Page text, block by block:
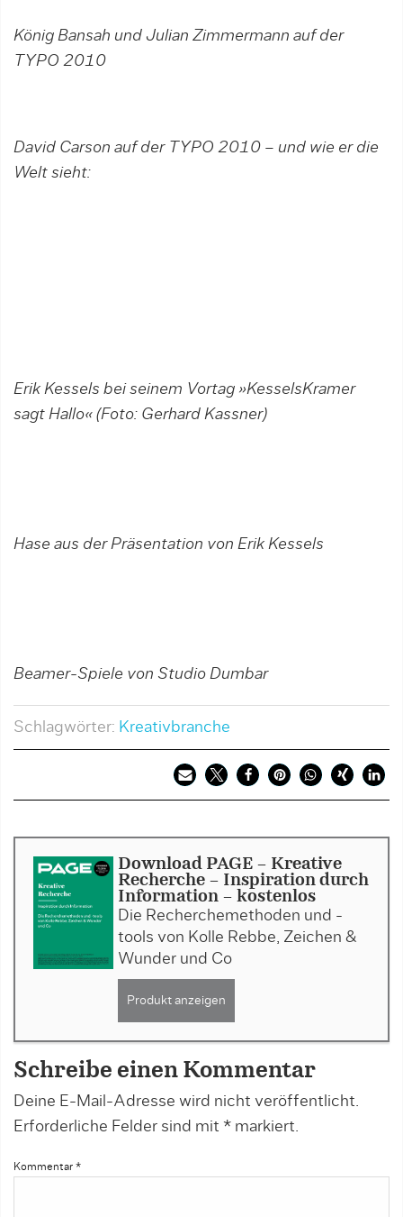
König Bansah und Julian Zimmermann auf der
TYPO 2010
David Carson auf der TYPO 2010 – und wie er die
Welt sieht:
Erik Kessels bei seinem Vortag »KesselsKramer
sagt Hallo« (Foto: Gerhard Kassner)
Hase aus der Präsentation von Erik Kessels
Beamer-Spiele von Studio Dumbar
Schlagwörter: Kreativbranche
Download PAGE - Kreative
Recherche – Inspiration durch
Information - kostenlos
Die Recherchemethoden und -
tools von Kolle Rebbe, Zeichen &
Wunder und Co
Produkt anzeigen
Schreibe einen Kommentar
Deine E-Mail-Adresse wird nicht veröffentlicht.
Erforderliche Felder sind mit * markiert.
Kommentar *